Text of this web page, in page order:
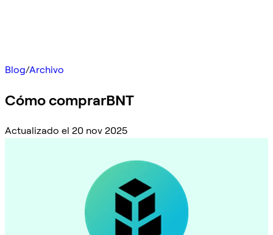
Blog/Archivo
Cómo comprarBNT
Actualizado el 20 nov 2025